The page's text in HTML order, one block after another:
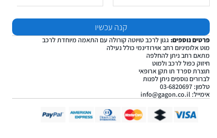
קנה עכשיו
פרטים נוספים: גגון לרכב טויוטה קורולה עם התאמה מיוחדת לרכב
מוט אלומיניום רחב אוירודינמי כולל נעילה
מתאם רחב ניתן להחלפה
חיזוק כפול לרכב ולמוט
תוצרת ספרד תו תקן ארופאי
לברורים נוספים ניתן לפנות
טלפון: 03-6820697
אימייל: info@gagon.co.il